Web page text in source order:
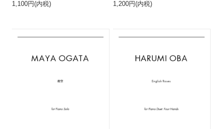
1,100円(内税)
1,200円(内税)